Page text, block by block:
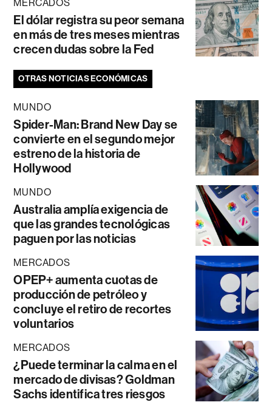
MERCADOS
El dólar registra su peor semana
en más de tres meses mientras
crecen dudas sobre la Fed
OTRAS NOTICIAS ECONÓMICAS
MUNDO
Spider-Man: Brand New Day se
convierte en el segundo mejor
estreno de la historia de
Hollywood
MUNDO
Australia amplía exigencia de
que las grandes tecnológicas
paguen por las noticias
MERCADOS
OPEP+ aumenta cuotas de
producción de petróleo y
concluye el retiro de recortes
voluntarios
MERCADOS
¿Puede terminar la calma en el
mercado de divisas? Goldman
Sachs identifica tres riesgos